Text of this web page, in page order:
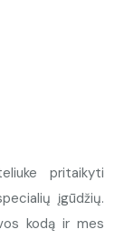
pritaikyti
įgūdžių.
kodą ir mes